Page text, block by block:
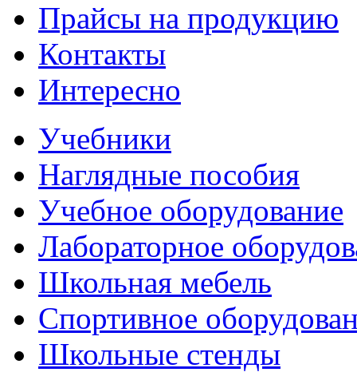
Прайсы на продукцию
Контакты
Интересно
Учебники
Наглядные пособия
Учебное оборудование
Лабораторное
Школьная мебель
Спортивное
Школьные стенды